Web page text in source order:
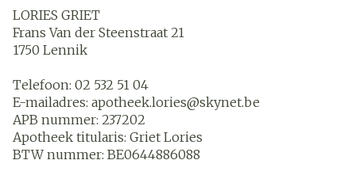
LORIES GRIET
Frans Van der Steenstraat 21
1750 Lennik
Telefoon: 02 532 51 04
E-mailadres: apotheek.lories@skynet.be
APB nummer: 237202
Apotheek titularis: Griet Lories
BTW nummer: BE0644886088